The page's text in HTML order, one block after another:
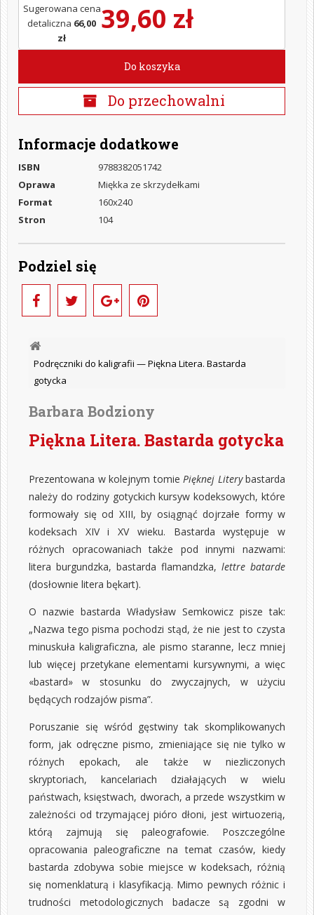
39,60 zł
Sugerowana cena
detaliczna 66,00
zł
Do koszyka
Do przechowalni
Informacje dodatkowe
ISBN
9788382051742
Oprawa
Miękka ze skrzydełkami
Format
160x240
Stron
104
Podziel się
Podręczniki do kaligrafii —Piękna Litera. Bastarda
gotycka
Barbara Bodziony
Piękna Litera. Bastarda gotycka
Prezentowana w kolejnym tomie Pięknej Literybastarda
należy do rodziny gotyckich kursyw kodeksowych, które
formowały się od XIII, by osiągnąć dojrzałe formy w
kodeksach XIV i XV wieku. Bastarda występuje w
różnych opracowaniach także pod innymi nazwami:
litera burgundzka, bastarda flamandzka, lettre batarde
(dosłownie litera bękart).
O nazwie bastarda Władysław Semkowicz pisze tak:
„Nazwa tego pisma pochodzi stąd, że nie jest to czysta
minuskuła kaligraficzna, ale pismo staranne, lecz mniej
lub więcej przetykane elementami kursywnymi, a więc
«bastard» w stosunku do zwyczajnych, w użyciu
będących rodzajów pisma”.
Poruszanie się wśród gęstwiny tak skomplikowanych
form, jak odręczne pismo, zmieniające się nie tylko w
różnych epokach, ale także w niezliczonych
skryptoriach, kancelariach działających w wielu
państwach, księstwach, dworach, a przede wszystkim w
zależności od trzymającej pióro dłoni, jest wirtuozerią,
którą zajmują się paleografowie. Poszczególne
opracowania paleograficzne na temat czasów, kiedy
bastarda zdobywa sobie miejsce w kodeksach, różnią
się nomenklaturą i klasyfikacją. Mimo pewnych różnic i
trudności metodologicznych badacze są zgodni w